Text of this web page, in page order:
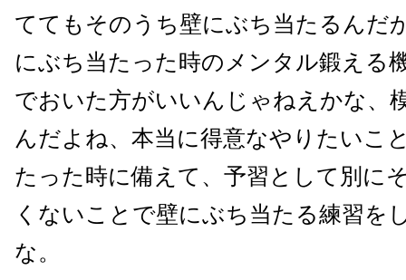
ててもそのうち壁にぶち当たるんだ
にぶち当たった時のメンタル鍛える
でおいた方がいいんじゃねえかな、
んだよね、本当に得意なやりたいこ
たった時に備えて、予習として別に
くないことで壁にぶち当たる練習を
な。